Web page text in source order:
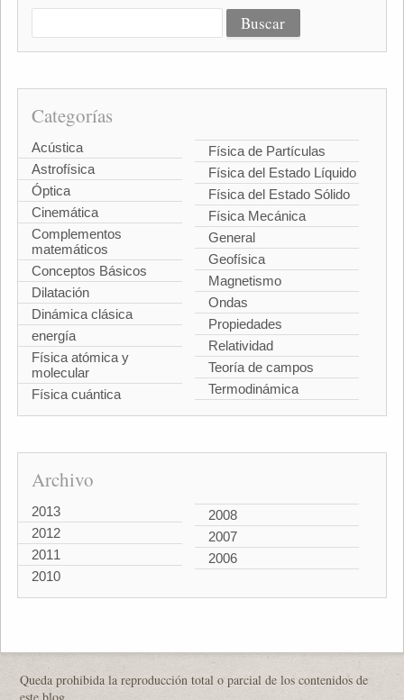
Categorías
Acústica
Astrofísica
Óptica
Cinemática
Complementos
matemáticos
Conceptos Básicos
Dilatación
Dinámica clásica
energía
Física atómica y
molecular
Física cuántica
Física de Partículas
Física del Estado Líquido
Física del Estado Sólido
Física Mecánica
General
Geofísica
Magnetismo
Ondas
Propiedades
Relatividad
Teoría de campos
Termodinámica
Archivo
2013
2012
2011
2010
2008
2007
2006
Queda prohibida la reproducción total o parcial de los contenidos de
este blog